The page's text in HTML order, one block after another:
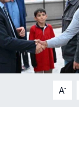
A-